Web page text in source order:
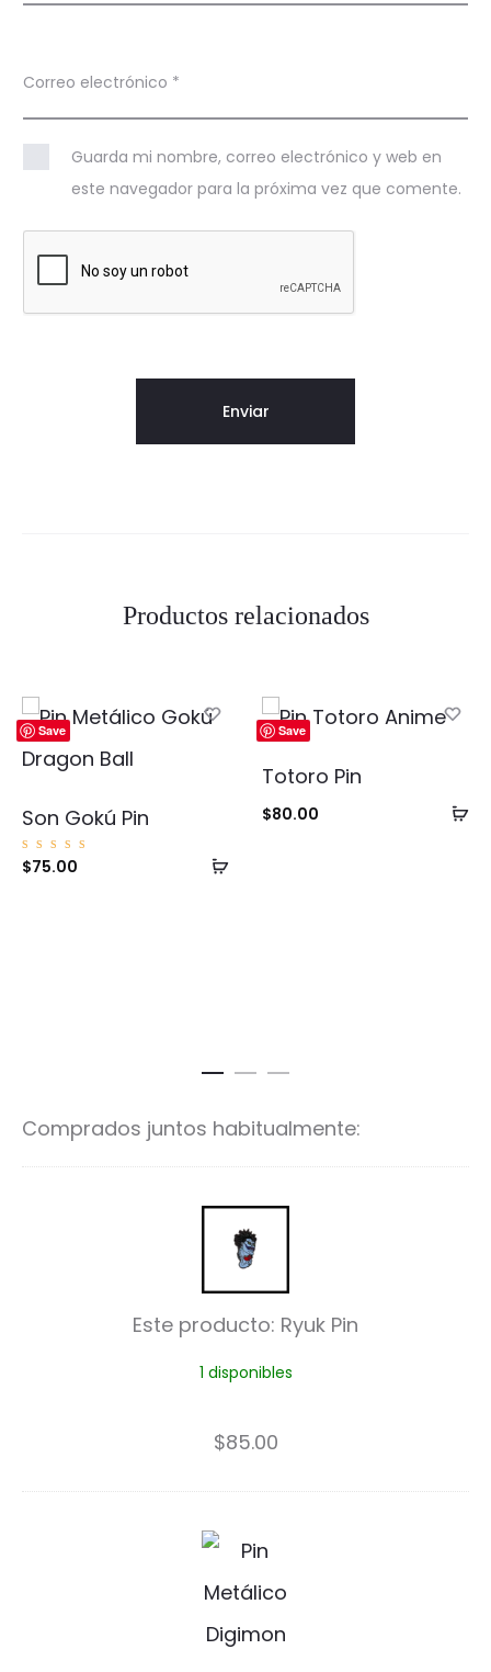
Correo electrónico *
Guarda mi nombre, correo electrónico y web en
este navegador para la próxima vez que comente.
Productos relacionados
Save
Añadir
Son Gokú Pin
Valorad
o con
$75.00
Save
Totoro Pin
$80.00
Comprados juntos habitualmente:
R
y
u
k
P
Este producto: Ryuk Pin
1 disponibles
$85.00
D
i
g